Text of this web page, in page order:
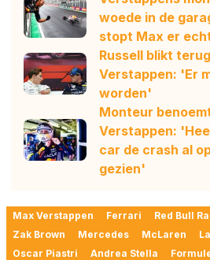
woede in de
stopt Max er
Russell blikt
Verstappen: 'Er
worden'
Monteur
Verstappen:
car de crash al
gezien'
Max Verstappen Ferrari Red Bull
Zak Brown
Mercedes McLaren
Oscar Piastri
Andrea Stella